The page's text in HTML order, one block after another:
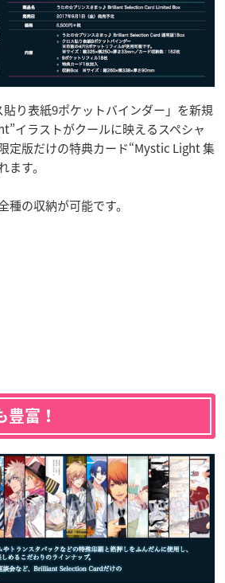
り表紙9ポケットバインダー」を新規
イラストがクールに映えるスペシャ
定版だけの特典カード“Mystic Light 集
ます。
種の収納が可能です。
豊富！